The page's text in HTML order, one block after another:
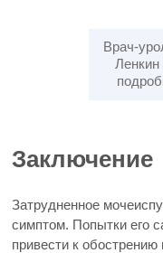
Врач-
Ленкин
Заключение
Затрудненное
симптом. Попытки его
привести к